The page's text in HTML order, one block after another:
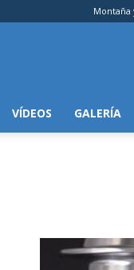
Montaña
VÍDEOS GALERÍA